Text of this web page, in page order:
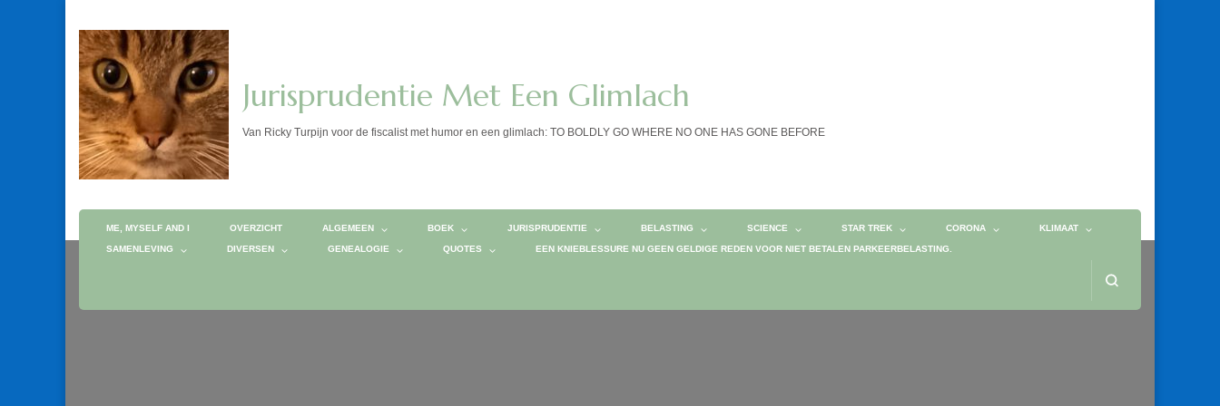
Jurisprudentie Met Een Glimlach
Van Ricky Turpijn voor de fiscalist met humor en een glimlach: TO BOLDLY GO WHERE NO ONE HAS GONE BEFORE
ME, MYSELF AND I OVERZICHT ALGEMEEN BOEK JURISPRUDENTIE BELASTING SCIENCE STAR TREK CORONA KLIMAAT
SAMENLEVING DIVERSEN GENEALOGIE QUOTES EEN KNIEBLESSURE NU GEEN GELDIGE REDEN VOOR NIET BETALEN PARKEERBELASTING.